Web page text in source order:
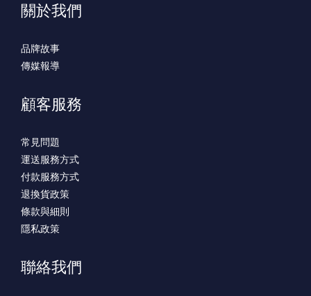
關於我們
品牌故事
傳媒報導
顧客服務
常見問題
運送服務方式
付款服務方式
退換貨政策
條款與細則
隱私政策
聯絡我們